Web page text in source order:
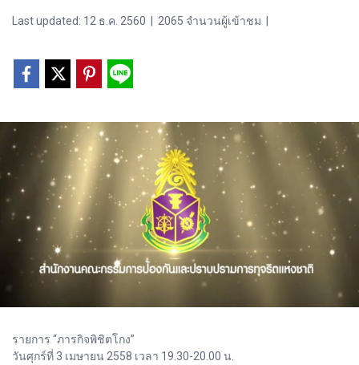
Last updated: 12 ธ.ค. 2560 2065 จำนวนผู้เข้าชม
รายการ “ภารกิจพิชิตโกง”
วันศุกร์ที่ 3 เมษายน 2558 เวลา 19.30-20.00 น.